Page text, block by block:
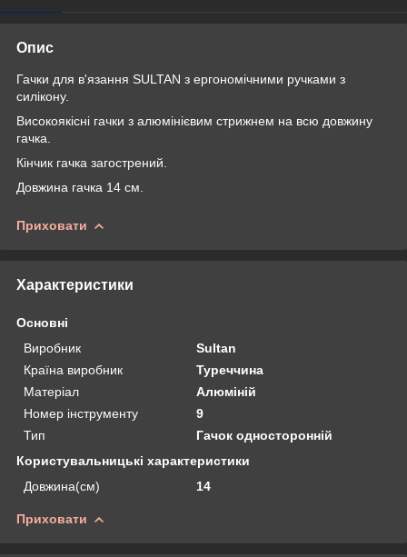
Опис
Гачки для в'язання SULTAN з ергономічними ручками з
силікону.
Високоякісні гачки з алюмінієвим стрижнем на всю довжину
гачка.
Кінчик гачка загострений.
Довжина гачка 14 см.
Приховати
Характеристики
Основні
Виробник
Sultan
Країна виробник
Туреччина
Матеріал
Алюміній
Номер інструменту
9
Тип
Гачок односторонній
Користувальницькі характеристики
Довжина(см)
14
Приховати